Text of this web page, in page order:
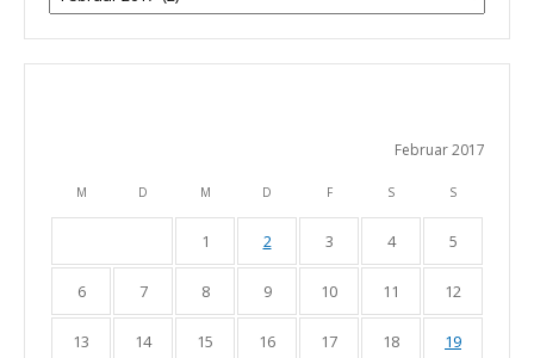
Februar 2017
M D M D F S S
1 2 3 4 5
6 7 8 9 10 11 12
13 14 15 16 17 18 19